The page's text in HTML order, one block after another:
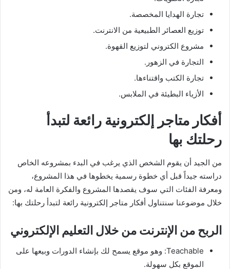
تجارة الهدايا المخصصة.
توزيع العصائر الطبيعية من الانترنت.
مشروع الكتروني لتوزيع القهوة.
التجارة في الزهور.
تجارة الكتب واقتناءها.
الأزياء البطيئة في الملابس.
أفكار متاجر إلكترونية رائعة لتبدأ
رحلتك بها
من الجيد أن يقوم الشخص الذي يرغب في البدء بمشروعه الخاص
دراسته جيداً قبل أي خطوة رسمية يخطوها في هذا المشروع،
ومعرفة الفئات التي سوف يقصدها المشروع والفكرة العامة له، ومن
خلال موضوعنا سنتناول أفكار متاجر إلكترونية رائعة لتبدأ رحلتك بها:
الربح من الإنترنت من خلال التعليم الإلكتروني
Teachable: وهو موقع يسمح لك بإنشاء الدورات وبيعها على
الموقع بكل سهولة.